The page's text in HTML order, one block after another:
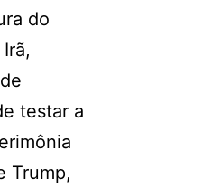
do
testar a
Trump,